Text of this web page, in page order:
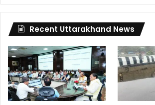
Recent Uttarakhand News